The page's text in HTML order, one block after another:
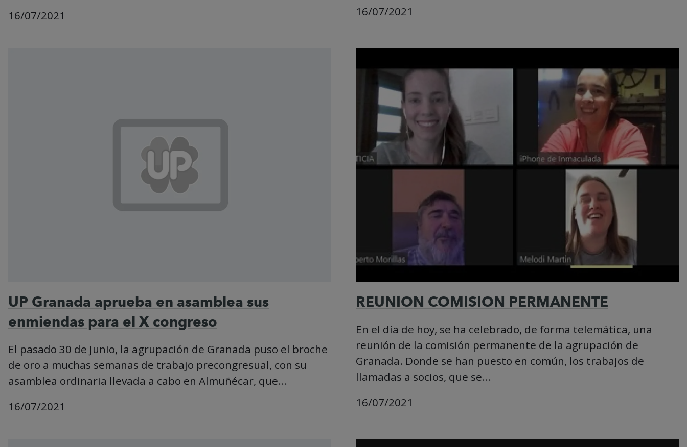
16/07/2021
16/07/2021
UP Granada aprueba en asamblea sus
enmiendas para el X congreso
El pasado 30 de Junio, la agrupación de Granada puso el broche
de oro a muchas semanas de trabajo precongresual, con su
asamblea ordinaria llevada a cabo en Almuñécar, que...
16/07/2021
REUNION COMISION PERMANENTE
En el día de hoy, se ha celebrado, de forma telemática, una
reunión de la comisión permanente de la agrupación de
Granada. Donde se han puesto en común, los trabajos de
llamadas a socios, que se...
16/07/2021